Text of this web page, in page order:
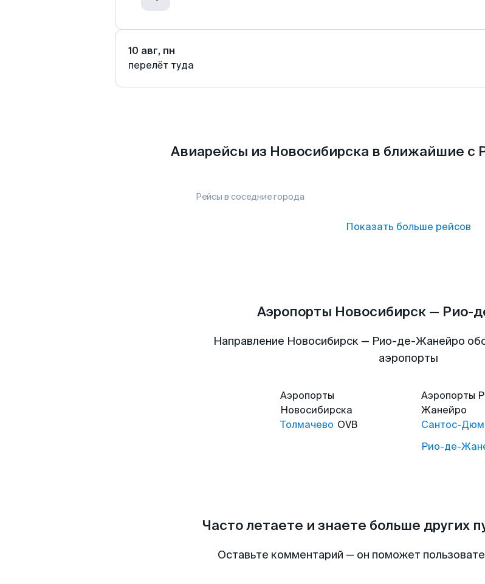
10 авг, пн
перелёт туда
Авиарейсы из Новосибирска в ближайшие с
Рейсы в соседние города
Показать больше рейсов
Аэропорты Новосибирск — Рио-
Направление Новосибирск — Рио-де-Жанейро
аэропорты
Аэропорты
Новосибирска
Толмачево OVB
Аэропорты
Жанейро
Сантос-
Рио-де-
Часто летаете и знаете больше других
Оставьте комментарий — он поможет